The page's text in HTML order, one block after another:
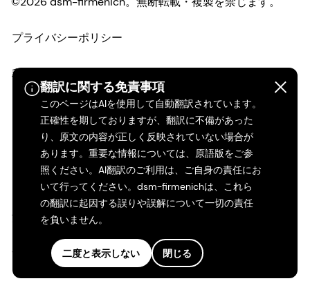
翻訳に関する免責事項
このページはAIを使用して自動翻訳されています。
正確性を期しておりますが、翻訳に不備があった
り、原文の内容が正しく反映されていない場合が
あります。重要な情報については、原語版をご参
照ください。AI翻訳のご利用は、ご自身の責任にお
いて行ってください。dsm-firmenichは、これら
の翻訳に起因する誤りや誤解について一切の責任
を負いません。
二度と表示しない 閉じる
プライバシーポリシー
利用規約
ご利用条件
カリフォルニアの透明性
アクセシビリティ・ステートメント
法的情報
サイトマップ